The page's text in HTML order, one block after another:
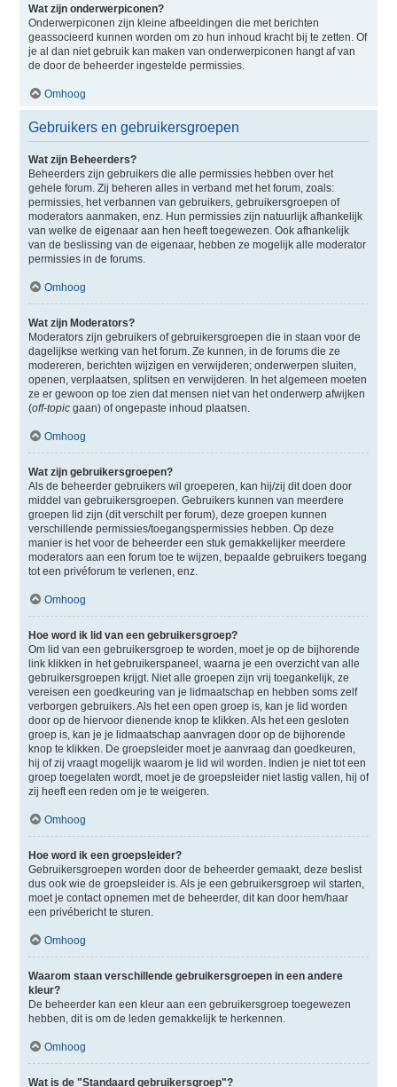
Wat zijn onderwerpiconen?
Onderwerpiconen zijn kleine afbeeldingen die met berichten
geassocieerd kunnen worden om zo hun inhoud kracht bij te zetten. Of
je al dan niet gebruik kan maken van onderwerpiconen hangt af van
de door de beheerder ingestelde permissies.
Omhoog
Gebruikers en gebruikersgroepen
Wat zijn Beheerders?
Beheerders zijn gebruikers die alle permissies hebben over het
gehele forum. Zij beheren alles in verband met het forum, zoals:
permissies, het verbannen van gebruikers, gebruikersgroepen of
moderators aanmaken, enz. Hun permissies zijn natuurlijk afhankelijk
van welke de eigenaar aan hen heeft toegewezen. Ook afhankelijk
van de beslissing van de eigenaar, hebben ze mogelijk alle moderator
permissies in de forums.
Omhoog
Wat zijn Moderators?
Moderators zijn gebruikers of gebruikersgroepen die in staan voor de
dagelijkse werking van het forum. Ze kunnen, in de forums die ze
modereren, berichten wijzigen en verwijderen; onderwerpen sluiten,
openen, verplaatsen, splitsen en verwijderen. In het algemeen moeten
ze er gewoon op toe zien dat mensen niet van het onderwerp afwijken
(off-topicgaan) of ongepaste inhoud plaatsen.
Omhoog
Wat zijn gebruikersgroepen?
Als de beheerder gebruikers wil groeperen, kan hij/zij dit doen door
middel van gebruikersgroepen. Gebruikers kunnen van meerdere
groepen lid zijn (dit verschilt per forum), deze groepen kunnen
verschillende permissies/toegangspermissies hebben. Op deze
manier is het voor de beheerder een stuk gemakkelijker meerdere
moderators aan een forum toe te wijzen, bepaalde gebruikers toegang
tot een privéforum te verlenen, enz.
Omhoog
Hoe word ik lid van een gebruikersgroep?
Om lid van een gebruikersgroep te worden, moet je op de bijhorende
link klikken in het gebruikerspaneel, waarna je een overzicht van alle
gebruikersgroepen krijgt. Niet alle groepen zijn vrij toegankelijk, ze
vereisen een goedkeuring van je lidmaatschap en hebben soms zelf
verborgen gebruikers. Als het een open groep is, kan je lid worden
door op de hiervoor dienende knop te klikken. Als het een gesloten
groep is, kan je je lidmaatschap aanvragen door op de bijhorende
knop te klikken. De groepsleider moet je aanvraag dan goedkeuren,
hij of zij vraagt mogelijk waarom je lid wil worden. Indien je niet tot een
groep toegelaten wordt, moet je de groepsleider niet lastig vallen, hij of
zij heeft een reden om je te weigeren.
Omhoog
Hoe word ik een groepsleider?
Gebruikersgroepen worden door de beheerder gemaakt, deze beslist
dus ook wie de groepsleider is. Als je een gebruikersgroep wil starten,
moet je contact opnemen met de beheerder, dit kan door hem/haar
een privébericht te sturen.
Omhoog
Waarom staan verschillende gebruikersgroepen in een andere
kleur?
De beheerder kan een kleur aan een gebruikersgroep toegewezen
hebben, dit is om de leden gemakkelijk te herkennen.
Omhoog
Wat is de "Standaard gebruikersgroep"?